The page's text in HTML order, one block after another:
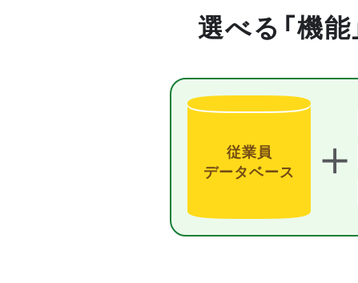
選べる「機
従業員
データベース
＋